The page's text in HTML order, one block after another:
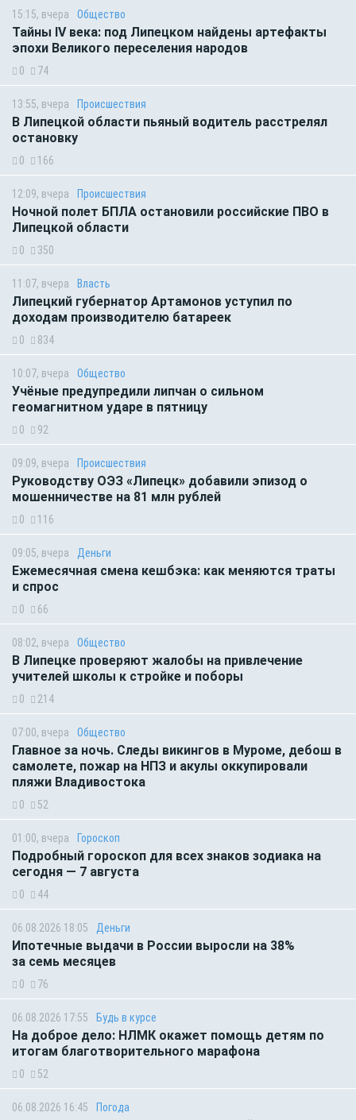
15:15, вчера Общество
Тайны IV века: под Липецком найдены артефакты
эпохи Великого переселения народов
0 74
13:55, вчера Происшествия
В Липецкой области пьяный водитель расстрелял
остановку
0 166
12:09, вчера Происшествия
Ночной полет БПЛА остановили российские ПВО в
Липецкой области
0 350
11:07, вчера Власть
Липецкий губернатор Артамонов уступил по
доходам производителю батареек
0 834
10:07, вчера Общество
Учёные предупредили липчан о сильном
геомагнитном ударе в пятницу
0 92
09:09, вчера Происшествия
Руководству ОЭЗ «Липецк» добавили эпизод о
мошенничестве на 81 млн рублей
0 116
09:05, вчера Деньги
Ежемесячная смена кешбэка: как меняются траты
и спрос
0 66
08:02, вчера Общество
В Липецке проверяют жалобы на привлечение
учителей школы к стройке и поборы
0 214
07:00, вчера Общество
Главное за ночь. Следы викингов в Муроме, дебош в
самолете, пожар на НПЗ и акулы оккупировали
пляжи Владивостока
0 52
01:00, вчера Гороскоп
Подробный гороскоп для всех знаков зодиака на
сегодня — 7 августа
0 44
06.08.2026 18:05 Деньги
Ипотечные выдачи в России выросли на 38%
за семь месяцев
0 76
06.08.2026 17:55 Будь в курсе
На доброе дело: НЛМК окажет помощь детям по
итогам благотворительного марафона
0 52
06.08.2026 16:45 Погода